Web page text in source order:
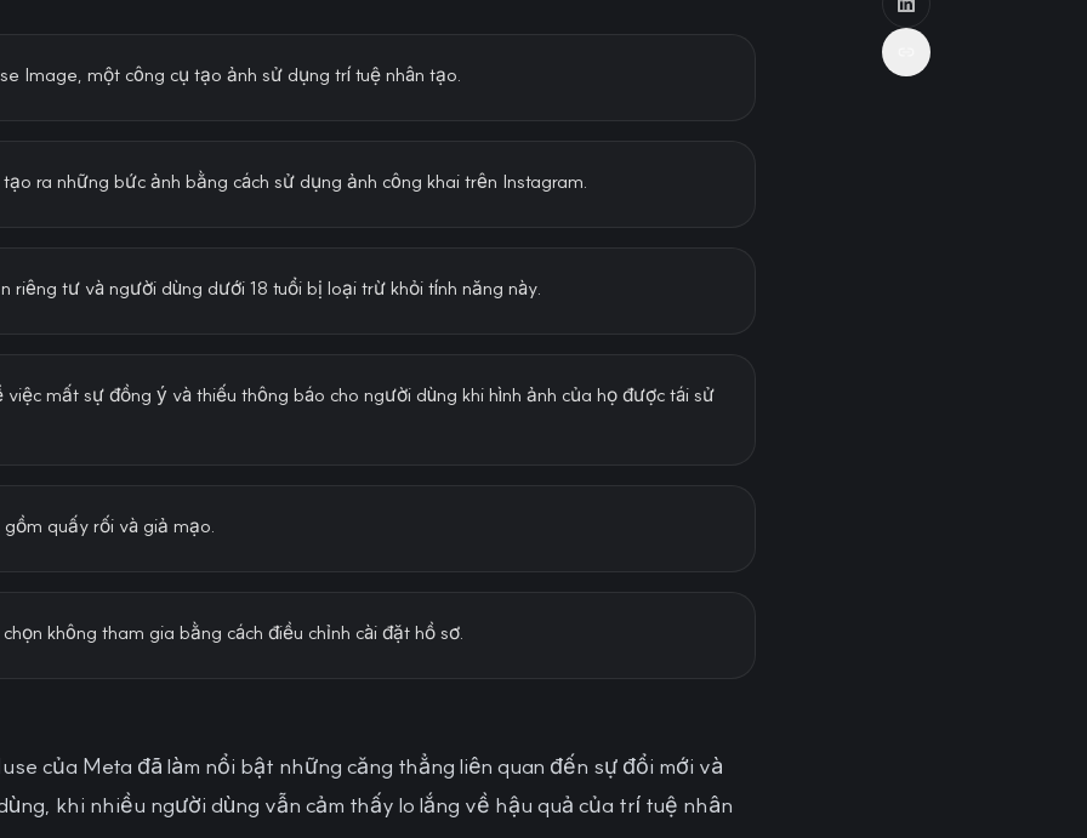
Image, một công cụ tạo ảnh sử dụng trí tuệ nhân tạo.
ra những bức ảnh bằng cách sử dụng ảnh công khai trên Instagram.
riêng tư và người dùng dưới 18 tuổi bị loại trừ khỏi tính năng này.
việc mất sự đồng ý và thiếu thông báo cho người dùng khi hình ảnh của họ được tái sử
quấy rối và giả mạo.
không tham gia bằng cách điều chỉnh cài đặt hồ sơ.
của Meta đã làm nổi bật những căng thẳng liên quan đến sự đổi mới và
khi nhiều người dùng vẫn cảm thấy lo lắng về hậu quả của trí tuệ nhân